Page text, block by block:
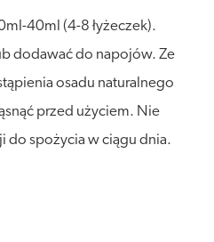
40ml (4-8 łyżeczek).
dodawać do napojów. Ze
osadu naturalnego
przed użyciem. Nie
do spożycia w ciągu dnia.